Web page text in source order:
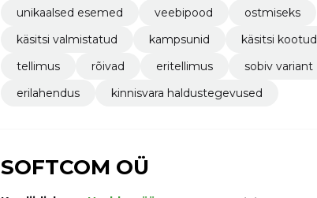
unikaalsed esemed
veebipood
ostmiseks
käsitsi valmistatud
kampsunid käsitsi kootud
tellimus
rõivad eritellimus sobiv variant
erilahendus
kinnisvara haldustegevused
SOFTCOM OÜ